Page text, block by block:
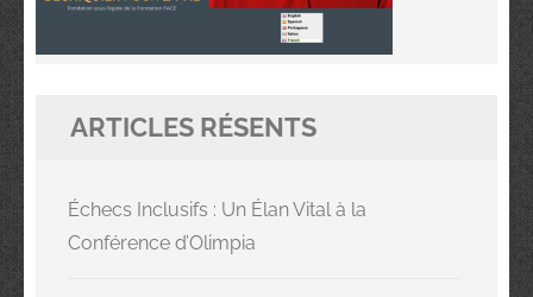
ARTICLES RÉSENTS
Échecs Inclusifs : Un Élan Vital à la
Conférence d’Olimpia